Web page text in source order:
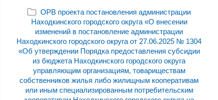
ОРВ проекта постановления администрации
Находкинского городского округа «О внесении
изменений в постановление администрации
Находкинского городского округа от 27.06.2025 № 1304
«Об утверждении Порядка предоставления субсидии
из бюджета Находкинского городского округа
управляющим организациям, товариществам
собственников жилья либо жилищным кооперативам
или иным специализированным потребительским